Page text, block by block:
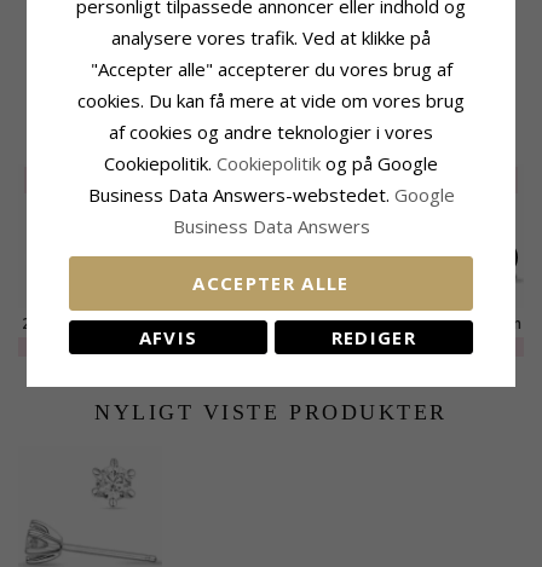
Størrelse
6,8 mm
4,6 mm
Leveringstid
Leveringstid: 30-09-26
RELATEREDE PRODUKTER
2 x 0,10 ct lab grown
med lab grown
diamant
EXTRA 2960,-
2 x 0,40 ct lab grown
med lab grown
diamant
SALE
2 x 0,30 ct lab grown
med lab grown
diamant
EXTRA
NYLIGT VISTE PRODUKTER
personligt tilpassede annoncer eller indhold og
analysere vores trafik. Ved at klikke på
"Accepter alle" accepterer du vores brug af
cookies. Du kan få mere at vide om vores brug
af cookies og andre teknologier i vores
Cookiepolitik. Cookiepolitik og på Google
Business Data Answers-webstedet. Google
Business Data Answers
ACCEPTER ALLE
AFVIS REDIGER